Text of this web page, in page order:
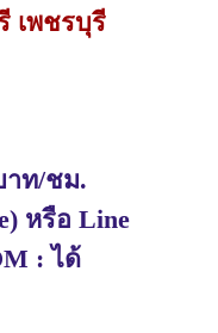
เพชรบุรี
าท/ชม.
หรือ Line
: ได้